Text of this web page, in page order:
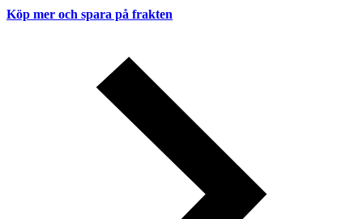
Köp mer och spara på frakten